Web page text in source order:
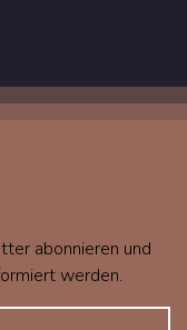
abonnieren und
werden.